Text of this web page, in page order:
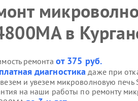
в
ремонта от 375 руб.
диагностика даже при
и увезем микроволновую печь
на наши работы по ремонту